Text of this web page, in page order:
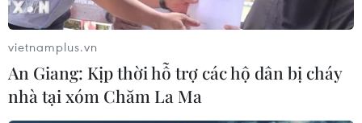
CƠ QUAN CHỦ QUẢN: THÔNG TẤN XÃ VIỆT NAM
vietnamplus.vn
An Giang: Kịp thời hỗ trợ các hộ dân bị cháy
nhà tại xóm Chăm La Ma